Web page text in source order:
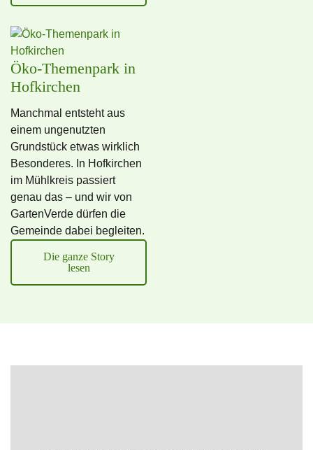
Öko-Themenpark in
Hofkirchen
Manchmal entsteht aus
einem ungenutzten
Grundstück etwas wirklich
Besonderes. In Hofkirchen
im Mühlkreis passiert
genau das – und wir von
GartenVerde dürfen die
Gemeinde dabei begleiten.
Die ganze Story
lesen